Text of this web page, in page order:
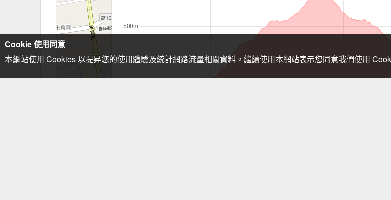
Cookie 使用同意
本網站使用 Cookies 以提昇您的使用體驗及統計網路流量相關資料。繼續使用本網站表示您同意我們使用